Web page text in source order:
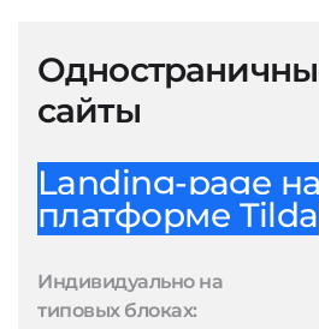
сайты
Landing-page на
платформе Tilda
Индивидуально на
типовых блоках: